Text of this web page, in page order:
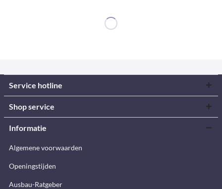
Service hotline
Shop service
Informatie
Algemene voorwaarden
Openingstijden
Ausbau-Ratgeber